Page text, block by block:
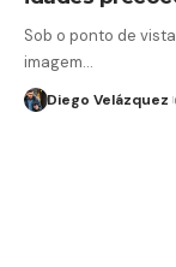
Sob o ponto de
imagem…
Diego Velázquez